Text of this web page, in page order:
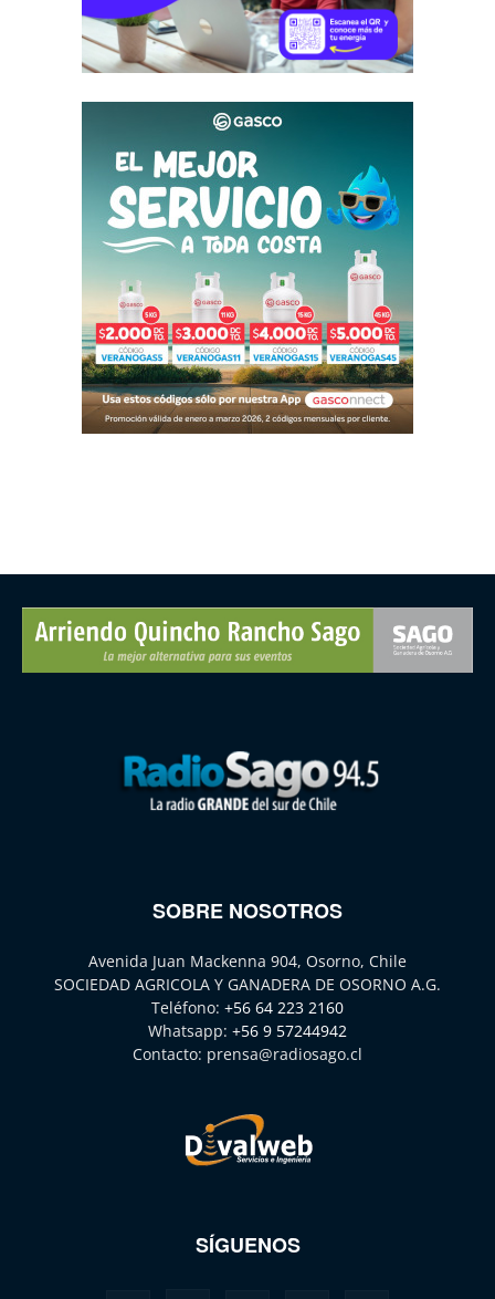
SOBRE NOSOTROS
Avenida Juan Mackenna 904, Osorno, Chile
SOCIEDAD AGRICOLA Y GANADERA DE OSORNO A.G.
Teléfono: +56 64 223 2160
Whatsapp: +56 9 57244942
Contacto: prensa@radiosago.cl
SÍGUENOS